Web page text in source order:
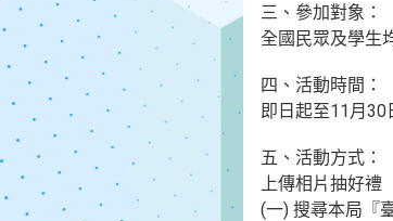
三、參加對象：
全國民眾及學生
四、活動時間：
即日起至11月30
五、活動方式：
上傳相片抽好禮
(一) 搜尋本局『